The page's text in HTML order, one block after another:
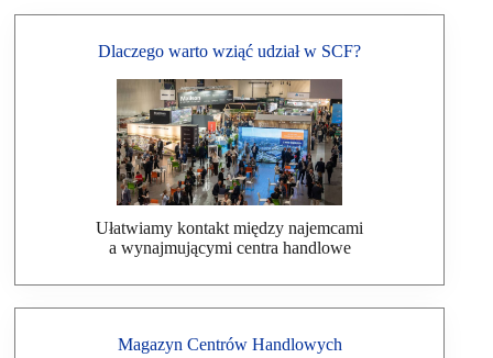
Dlaczego warto wziąć udział w SCF?
Ułatwiamy kontakt między najemcami
a wynajmującymi centra handlowe
Magazyn Centrów Handlowych